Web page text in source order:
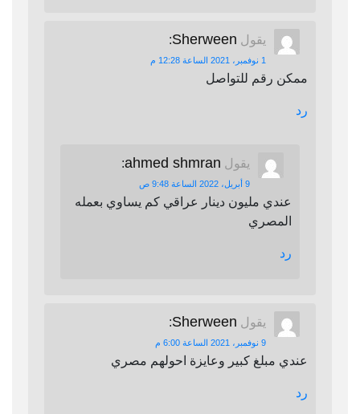
يقول Sherween
:
1 نوفمبر، 2021 الساعة 12:28 م
ممكن رقم للتواصل
رد
يقول ahmed shmran
:
9 أبريل، 2022 الساعة 9:48 ص
عندي مليون دينار عراقي كم يساوي بعمله
المصري
رد
يقول Sherween
:
9 نوفمبر، 2021 الساعة 6:00 م
عندي مبلغ كبير وعايزة احولهم مصري
رد